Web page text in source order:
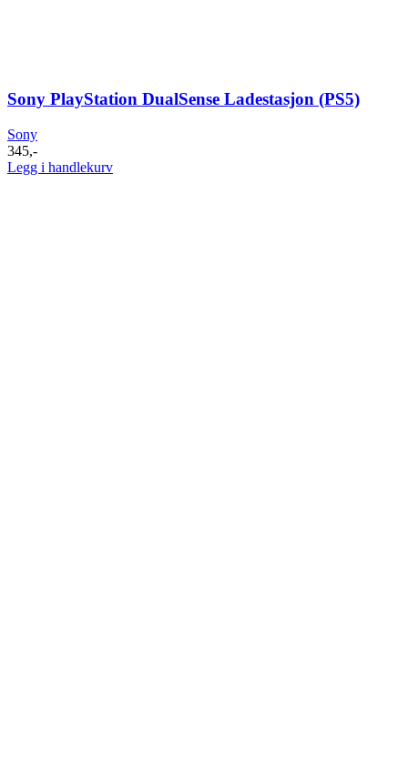
Sony PlayStation DualSense Ladestasjon (PS5)
Sony
345,-
Legg i handlekurv